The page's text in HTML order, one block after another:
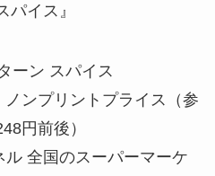
パイス』
ーン スパイス
ンプリントプライス（参
円前後）
全国のスーパーマーケ